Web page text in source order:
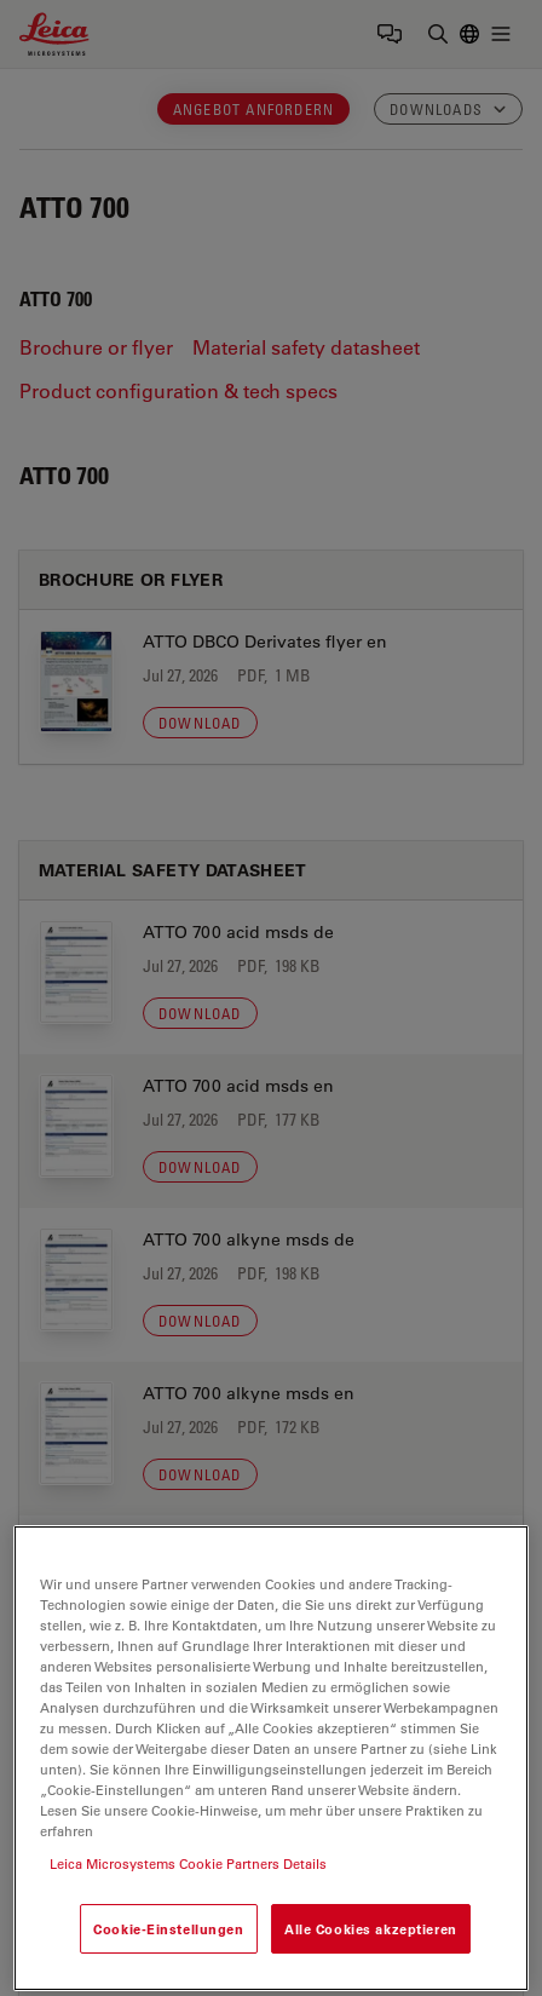
Leica Microsystems Logo
ANGEBOT ANFORDERN DOWNLOADS
ATTO 700
ATTO 700
Brochure or flyer
Material safety datasheet
Product configuration & tech specs
ATTO 700
BROCHURE OR FLYER
ATTO DBCO Derivates flyer en
Jul 27, 2026 PDF, 1 MB
DOWNLOAD
MATERIAL SAFETY DATASHEET
ATTO 700 acid msds de
Jul 27, 2026 PDF, 198 KB
DOWNLOAD
ATTO 700 acid msds en
Jul 27, 2026 PDF, 177 KB
DOWNLOAD
ATTO 700 alkyne msds de
Jul 27, 2026 PDF, 198 KB
DOWNLOAD
ATTO 700 alkyne msds en
Jul 27, 2026 PDF, 172 KB
DOWNLOAD
Jul 27, 2026 PDF, 198 KB
DOWNLOAD
ATTO 700 amine msds en
Jul 27, 2026 PDF, 177 KB
DOWNLOAD
ATTO 700 azide msds de
DOWNLOAD
Wir und unsere Partner verwenden Cookies und andere Tracking-
Technologien sowie einige der Daten, die Sie uns direkt zur Verfügung
stellen, wie z. B. Ihre Kontaktdaten, um Ihre Nutzung unserer Website zu
verbessern, Ihnen auf Grundlage Ihrer Interaktionen mit dieser und
anderen Websites personalisierte Werbung und Inhalte bereitzustellen,
das Teilen von Inhalten in sozialen Medien zu ermöglichen sowie
Analysen durchzuführen und die Wirksamkeit unserer Werbekampagnen
zu messen. Durch Klicken auf „Alle Cookies akzeptieren“ stimmen Sie
dem sowie der Weitergabe dieser Daten an unsere Partner zu (siehe Link
unten). Sie können Ihre Einwilligungseinstellungen jederzeit im Bereich
„Cookie-Einstellungen“ am unteren Rand unserer Website ändern.
Lesen Sie unsere Cookie-Hinweise, um mehr über unsere Praktiken zu
erfahren
Leica Microsystems Cookie Partners Details
Cookie-Einstellungen Alle Cookies akzeptieren